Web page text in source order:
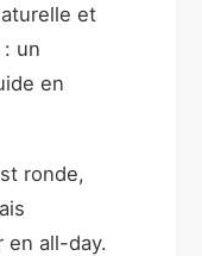
et
un
en
ronde,
en all-day.